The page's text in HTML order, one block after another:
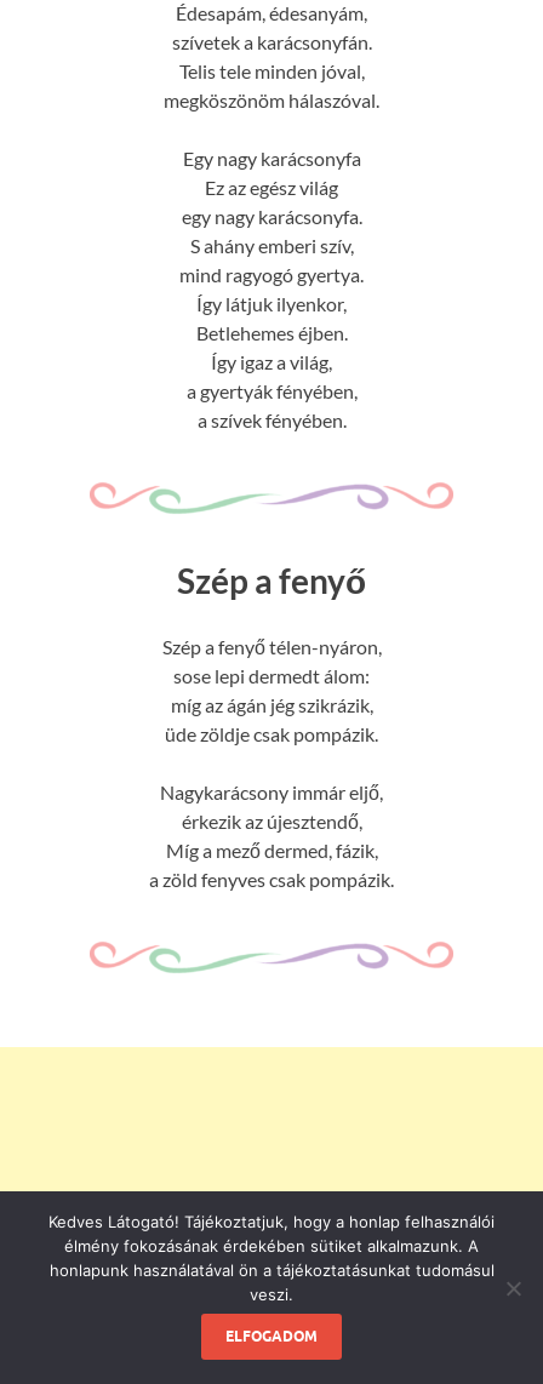
Édesapám, édesanyám,
szívetek a karácsonyfán.
Telis tele minden jóval,
megköszönöm hálaszóval.
Egy nagy karácsonyfa
Ez az egész világ
egy nagy karácsonyfa.
S ahány emberi szív,
mind ragyogó gyertya.
Így látjuk ilyenkor,
Betlehemes éjben.
Így igaz a világ,
a gyertyák fényében,
a szívek fényében.
Szép a fenyő
Szép a fenyő télen-nyáron,
sose lepi dermedt álom:
míg az ágán jég szikrázik,
üde zöldje csak pompázik.
Nagykarácsony immár eljő,
érkezik az újesztendő,
Míg a mező dermed, fázik,
a zöld fenyves csak pompázik.
Kedves Látogató! Tájékoztatjuk, hogy a honlap felhasználói
élmény fokozásának érdekében sütiket alkalmazunk. A
honlapunk használatával ön a tájékoztatásunkat tudomásul
veszi.
ELFOGADOM